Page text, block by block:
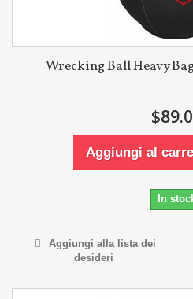
Wrecking Ball Heavy
Aggiungi al
In
Aggiungi alla lista dei
desideri